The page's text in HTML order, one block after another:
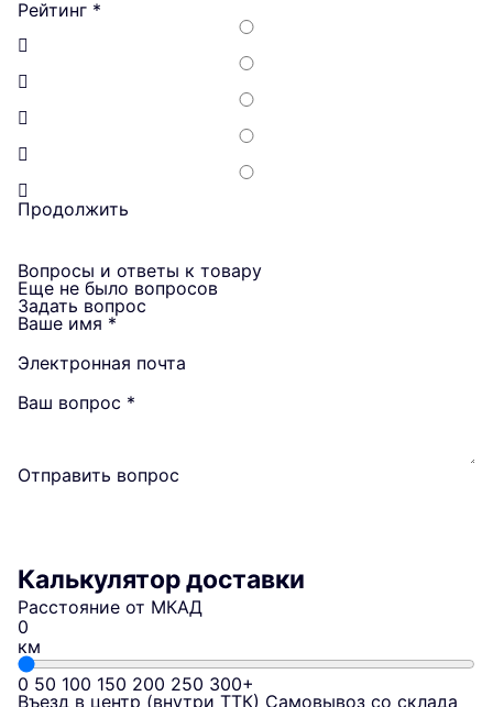
Рейтинг *
Продолжить
Вопросы и ответы к товару
Еще не было вопросов
Задать вопрос
Ваше имя *
Электронная почта
Ваш вопрос *
Отправить вопрос
Калькулятор доставки
Расстояние от МКАД
км
0 50 100 150 200 250 300+
Въезд в центр (внутри ТТК) Самовывоз со склада